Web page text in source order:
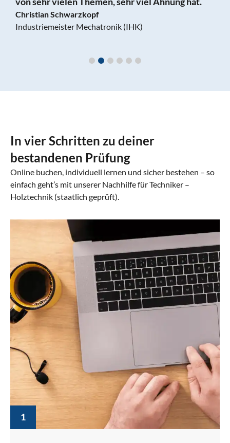
In vier Schritten zu deiner
bestandenen Prüfung
Online buchen, individuell lernen und sicher bestehen – so
einfach geht’s mit unserer Nachhilfe für Techniker –
Holztechnik (staatlich geprüft).
1